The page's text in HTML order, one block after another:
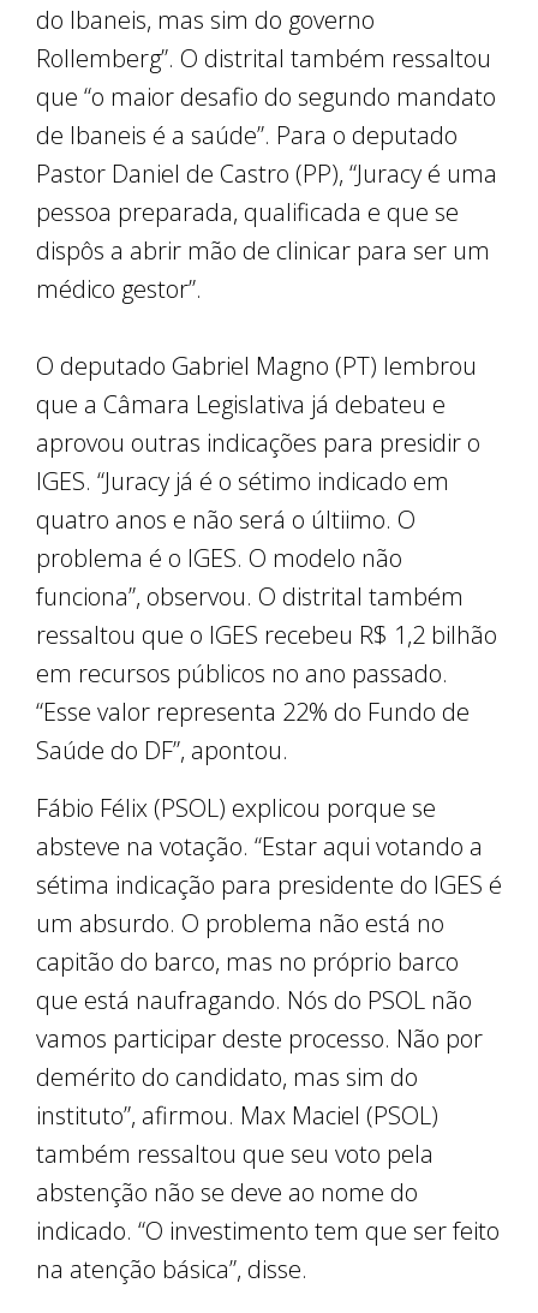
do Ibaneis, mas sim do governo
Rollemberg”. O distrital também ressaltou
que “o maior desafio do segundo mandato
de Ibaneis é a saúde”. Para o deputado
Pastor Daniel de Castro (PP), “Juracy é uma
pessoa preparada, qualificada e que se
dispôs a abrir mão de clinicar para ser um
médico gestor”.
O deputado Gabriel Magno (PT) lembrou
que a Câmara Legislativa já debateu e
aprovou outras indicações para presidir o
IGES. “Juracy já é o sétimo indicado em
quatro anos e não será o últiimo. O
problema é o IGES. O modelo não
funciona”, observou. O distrital também
ressaltou que o IGES recebeu R$ 1,2 bilhão
em recursos públicos no ano passado.
“Esse valor representa 22% do Fundo de
Saúde do DF”, apontou.
Fábio Félix (PSOL) explicou porque se
absteve na votação. “Estar aqui votando a
sétima indicação para presidente do IGES é
um absurdo. O problema não está no
capitão do barco, mas no próprio barco
que está naufragando. Nós do PSOL não
vamos participar deste processo. Não por
demérito do candidato, mas sim do
instituto”, afirmou. Max Maciel (PSOL)
também ressaltou que seu voto pela
abstenção não se deve ao nome do
indicado. “O investimento tem que ser feito
na atenção básica”, disse.